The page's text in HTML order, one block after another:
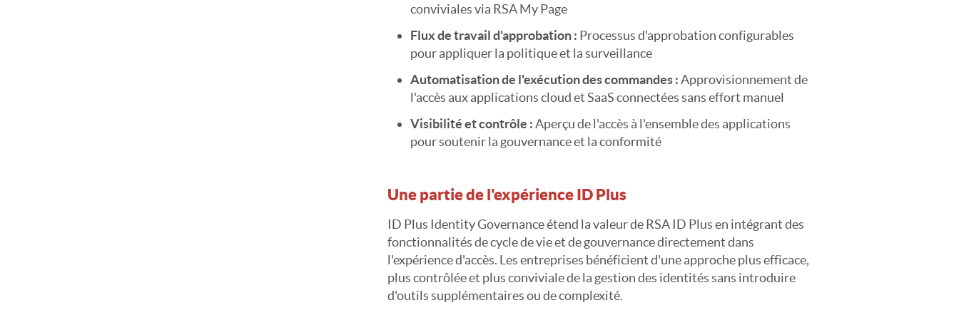
conviviales via RSA My Page
Flux de travail d'approbation : Processus d'approbation configurables
pour appliquer la politique et la surveillance
Automatisation de l'exécution des commandes :Approvisionnement de
l'accès aux applications cloud et SaaS connectées sans effort manuel
Visibilité et contrôle :Aperçu de l'accès à l'ensemble des applications
pour soutenir la gouvernance et la conformité
Une partie de l'expérience ID Plus
ID Plus Identity Governance étend la valeur de RSA ID Plus en intégrant des
fonctionnalités de cycle de vie et de gouvernance directement dans
l'expérience d'accès. Les entreprises bénéficient d'une approche plus efficace,
plus contrôlée et plus conviviale de la gestion des identités sans introduire
d'outils supplémentaires ou de complexité.